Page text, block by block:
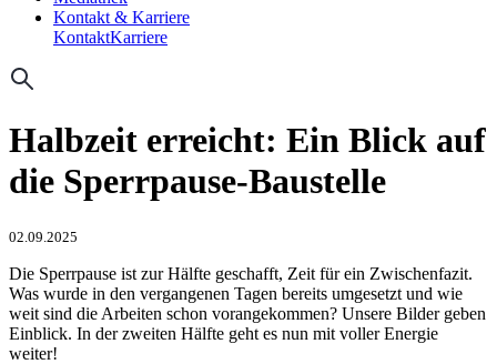
Kontakt & Karriere
KontaktKarriere
Halbzeit erreicht: Ein Blick auf
die Sperrpause-Baustelle
02.09.2025
Die Sperrpause ist zur Hälfte geschafft, Zeit für ein Zwischenfazit.
Was wurde in den vergangenen Tagen bereits umgesetzt und wie
weit sind die Arbeiten schon vorangekommen? Unsere Bilder geben
Einblick. In der zweiten Hälfte geht es nun mit voller Energie
weiter!